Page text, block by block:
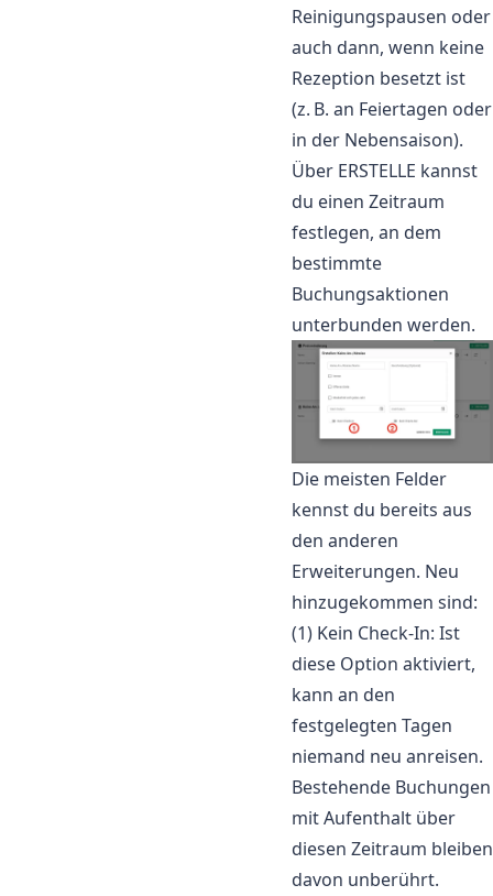
Reinigungspausen oder
auch dann, wenn keine
Rezeption besetzt ist
(z. B. an Feiertagen oder
in der Nebensaison).
Über ERSTELLE kannst
du einen Zeitraum
festlegen, an dem
bestimmte
Buchungsaktionen
unterbunden werden.
Die meisten Felder
kennst du bereits aus
den anderen
Erweiterungen. Neu
hinzugekommen sind:
(1) Kein Check-In: Ist
diese Option aktiviert,
kann an den
festgelegten Tagen
niemand neu anreisen.
Bestehende Buchungen
mit Aufenthalt über
diesen Zeitraum bleiben
davon unberührt.